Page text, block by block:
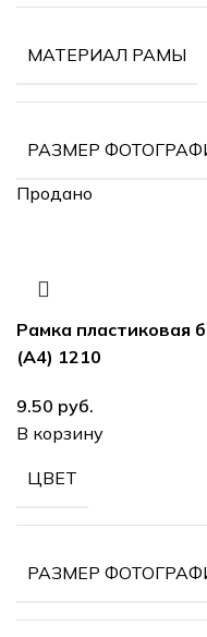
МАТЕРИАЛ РАМЫ
РАЗМЕР
Продано
Рамка пластиковая
(А4) 1210
9.50 руб.
В корзину
ЦВЕТ
РАЗМЕР